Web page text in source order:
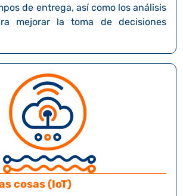
de entrega, así como los análisis
mejorar la toma de decisiones
cosas (IoT)